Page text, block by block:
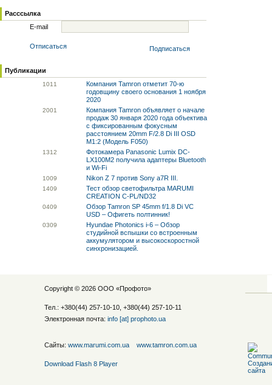
Расссылка
E-mail
Отписаться Подписаться
Публикации
1011
Компания Tamron отметит 70-ю
годовщину своего основания 1 ноября
2020
2001
Компания Tamron объявляет о начале
продаж 30 января 2020 года объектива
с фиксированным фокусным
расстоянием 20mm F/2.8 Di III OSD
M1:2 (Модель F050)
1312
Фотокамера Panasonic Lumix DC-
LX100M2 получила адаптеры Bluetooth
и Wi-Fi
1009 Nikon Z 7 против Sony a7R III.
1409
Тест обзор светофильтра MARUMI
CREATION C-PL/ND32
0409
Обзор Tamron SP 45mm f/1.8 Di VC
USD – Офигеть полтинник!
0309
Hyundae Photonics i-6 – Обзор
студийной вспышки со встроенным
аккумулятором и высокоскоростной
синхронизацией.
Copyright © 2026 ООО «Профото»
Тел.: +380(44) 257-10-10, +380(44) 257-10-11
Электронная почта: info [at] prophoto.ua
Сайты: www.marumi.com.ua www.tamron.com.ua
Download Flash 8 Player